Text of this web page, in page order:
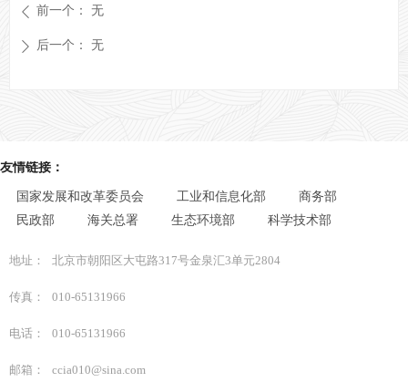
ꄴ 前一个： 无
ꄲ 后一个： 无
友情链接：
国家发展和改革委员会 工业和信息化部
商务部
民政部
海关总署 生态环境部 科学技术部
地址： 北京市朝阳区大屯路317号金泉汇3单元2804
传真： 010-65131966
电话： 010-65131966
邮箱： ccia010@sina.com